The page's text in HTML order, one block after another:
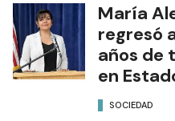
María
regresó
años de
en
SOCIEDAD